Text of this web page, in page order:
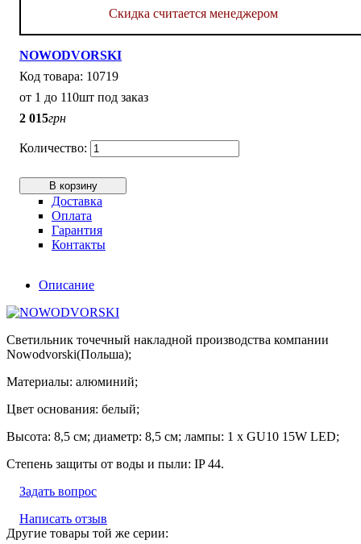
Скидка считается менеджером
NOWODVORSKI
10719
от 1 до 110шт под заказ
2 015грн
В корзину
Доставка
Оплата
Гарантия
Контакты
Описание
Светильник точечный накладной производства компании
Nowodvorski(Польша);
Материалы: алюминий;
Цвет основания: белый;
Высота: 8,5 см; диаметр: 8,5 см; лампы: 1 х GU10 15W LED;
Степень защиты от воды и пыли: IP 44.
Задать вопрос
Написать отзыв
Другие товары той же серии: